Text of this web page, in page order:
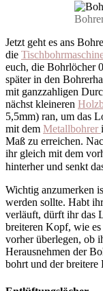
Jetzt geht es ans
die
euch, die Bohrlöcher
später in den
mit ganzzahligen
nächst kleineren
5,5mm) ran, um das
mit dem Metallbohrer
Maß zu erreichen.
ihr gleich mit dem
hinterher und senkt
Wichtig anzumerken
werden sollte. Habt
verläuft, dürft ihr das
breiteren Kopf, wie
vorher überlegen, ob
Herausnehmen der
bohrt und der breitere